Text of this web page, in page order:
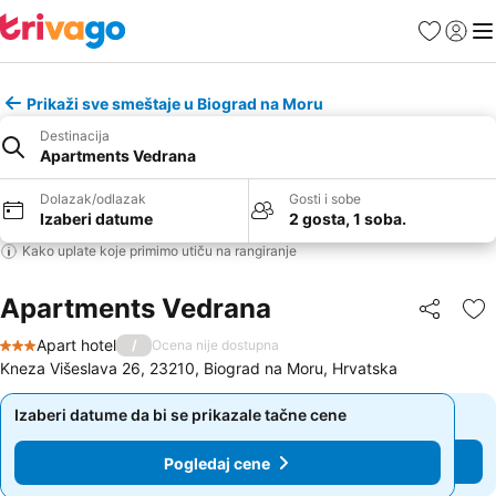
FavoritiPrijavi
Prikaži sve smeštaje u Biograd na Moru
Destinacija
Apartments Vedrana
Dolazak/odlazak
Izaberi datume
Gosti i sobe
2 gosta, 1 soba.
Kako uplate koje primimo utiču na rangiranje
Apartments Vedrana Deli
3 Zvezdice
Apart hotel / Ocena nije dostupna
Kneza Višeslava 26, 23210, Biograd na Moru, Hrvatska
Izaberi datume da bi se prikazale tačne cene
Pogledaj cene
Izaberi datume da bi se prikazale tačne cene
Pogledaj cene